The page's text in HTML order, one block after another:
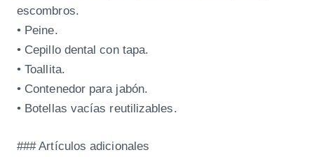
escombros.
• Peine.
• Cepillo dental con tapa.
• Toallita.
• Contenedor para jabón.
• Botellas vacías reutilizables.
### Artículos adicionales